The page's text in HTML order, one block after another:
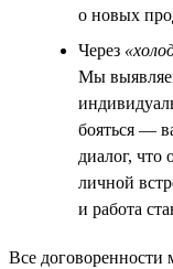
о новых
Через
Мы
бояться —
диалог, что
личной
и работа
Все договоренности